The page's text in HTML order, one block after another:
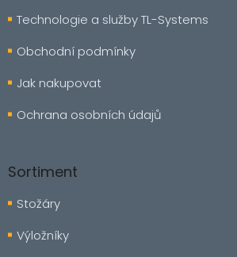
Technologie a služby TL-Systems
Obchodní podmínky
Jak nakupovat
Ochrana osobních údajů
Sortiment
Stožáry
Výložníky